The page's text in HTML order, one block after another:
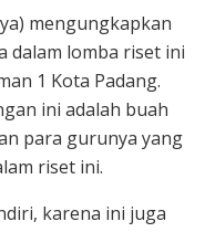
mengungkapkan
dalam lomba riset ini
1 Kota Padang.
ini adalah buah
para gurunya yang
riset ini.
karena ini juga